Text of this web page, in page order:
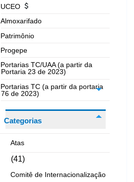
UCEO
Almoxarifado
Patrimônio
Progepe
Portarias TC/UAA (a partir da
Portaria 23 de 2023)
Portarias TC (a partir da portaria
76 de 2023)
Categorias
Atas
(41)
Comitê de Internacionalização